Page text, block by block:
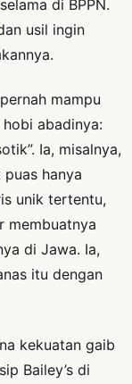
di BPPN.
usil ingin
mampu
abadinya:
Ia, misalnya,
hanya
unik tertentu,
membuatnya
di Jawa. Ia,
itu dengan
kekuatan gaib
Bailey’s di